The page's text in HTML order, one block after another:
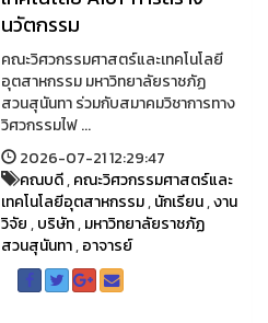
นวัตกรรม
คณะวิศวกรรมศาสตร์และเทคโนโลยี
อุตสาหกรรม มหาวิทยาลัยราชภัฏ
สวนสุนันทา ร่วมกับสมาคมวิชาการทาง
วิศวกรรมไฟ ...
2026-07-21 12:29:47
คณบดี,คณะวิศวกรรมศาสตร์และ
เทคโนโลยีอุตสาหกรรม,นักเรียน,งาน
วิจัย,บริษัท,มหาวิทยาลัยราชภัฏ
สวนสุนันทา,อาจารย์